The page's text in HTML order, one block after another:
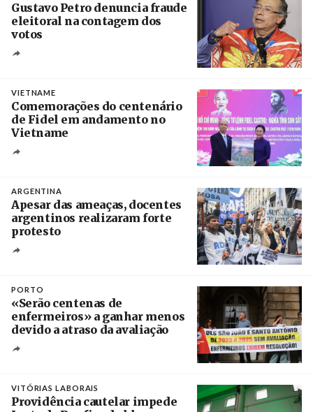
Gustavo Petro denuncia fraude
eleitoral na contagem dos
votos
VIETNAME
Comemorações do centenário
de Fidel em andamento no
Vietname
ARGENTINA
Apesar das ameaças, docentes
argentinos realizaram forte
protesto
PORTO
«Serão centenas de
enfermeiros» a ganhar menos
devido a atraso da avaliação
VITÓRIAS LABORAIS
Providência cautelar impede